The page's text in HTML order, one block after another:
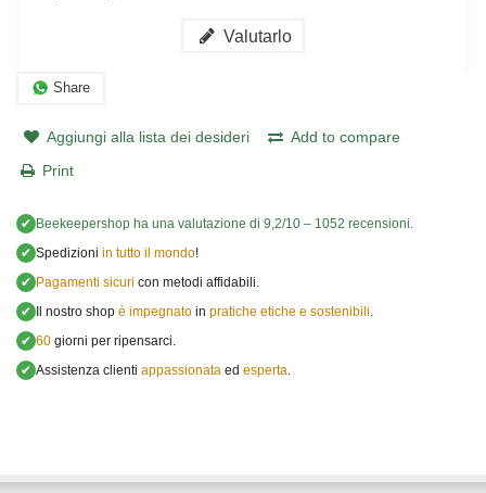
Valutarlo
Share
Aggiungi alla lista dei desideri
Add to compare
Print
✔ Beekeepershop ha una valutazione di 9,2/10 – 1052 recensioni.
✔ Spedizioni in tutto il mondo!
✔ Pagamenti sicuri con metodi affidabili.
✔ Il nostro shop è impegnato in pratiche etiche e sostenibili
✔ 60 giorni per ripensarci.
✔ Assistenza clienti appassionata ed esperta